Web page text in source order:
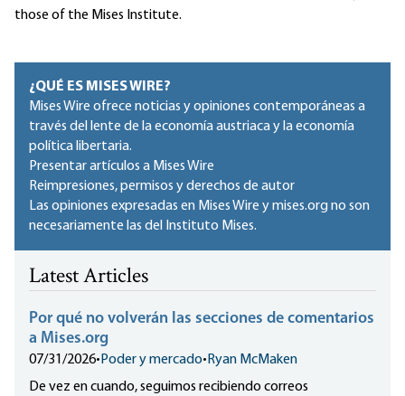
those of the Mises Institute.
¿QUÉ ES MISES WIRE?
Mises Wire ofrece noticias y opiniones contemporáneas a
través del lente de la economía austriaca y la economía
política libertaria.
Presentar artículos a Mises Wire
Reimpresiones, permisos y derechos de autor
Las opiniones expresadas en Mises Wire y mises.org no son
necesariamente las del Instituto Mises.
Latest Articles
Por qué no volverán las secciones de comentarios
a Mises.org
07/31/2026• Poder y mercado• Ryan McMaken
De vez en cuando, seguimos recibiendo correos